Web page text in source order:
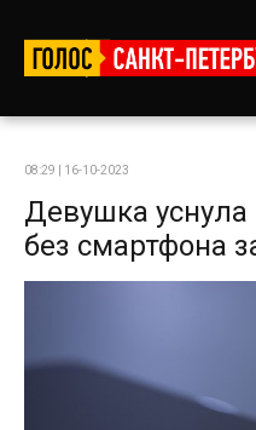
08:29 | 16-10-2023
Девушка уснула
без смартфона